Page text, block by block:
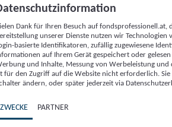
Inhalte, Messung von Werbeleistung
Inhalten sowie Zielgruppenforschung.
ähnliche Online-Kennungen (z. B. login-
generierte Kennungen,
können zusammen mit anderen
und Browserinformationen,
unterstützte Technologien usw.) auf
oder von dort ausgelesen werden, um es
wenn es eine App oder einer Webseite
einen oder mehrere der hier aufgeführten
Dank für Ihren Besuch auf
unserer Dienste nutzen wir Technologien
basierte Identifikatoren, zufällig zugewiesene
auf Ihrem Gerät gespeichert oder
und Inhalte, Messung von Werbeleistung
für den Zugriff auf die Website nicht erforderlich.
ändern, oder später jederzeit via
ZWECKE PARTNER